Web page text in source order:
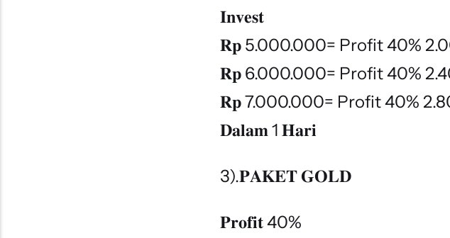
𝐈𝐧𝐯𝐞𝐬𝐭
𝐑𝐩 5.000.000= Profit 40%
𝐑𝐩 6.000.000= Profit 40%
𝐑𝐩 7.000.000= Profit 40%
𝐃𝐚𝐥𝐚𝐦 1 𝐇𝐚𝐫𝐢
3).𝐏𝐀𝐊𝐄𝐓 𝐆𝐎𝐋𝐃
𝐏𝐫𝐨𝐟𝐢𝐭 40%